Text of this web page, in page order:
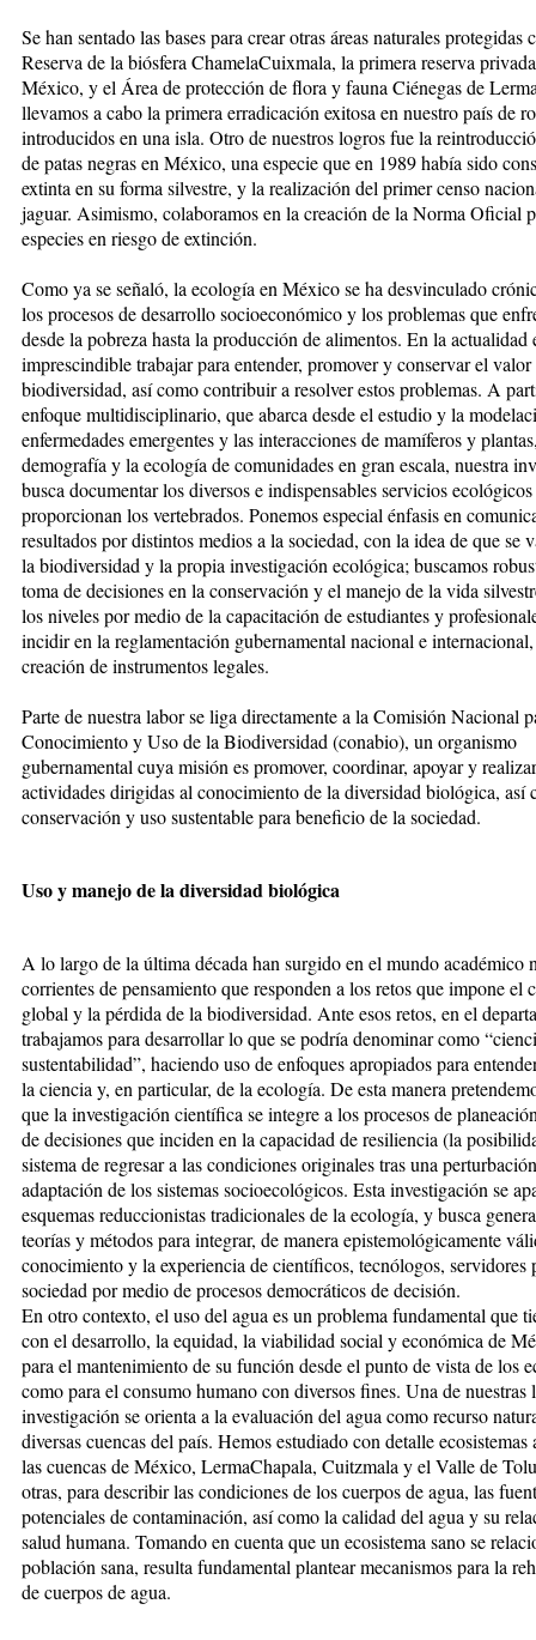
Se han sentado las bases para crear otras áreas naturales protegidas
Reserva de la biósfera ChamelaCuixmala, la primera reserva
México, y el Área de protección de flora y fauna Ciénegas de
llevamos a cabo la primera erradicación exitosa en nuestro país de
introducidos en una isla. Otro de nuestros logros fue la
de patas negras en México, una especie que en 1989 había sido
extinta en su forma silvestre, y la realización del primer censo
jaguar. Asimismo, colaboramos en la creación de la Norma Oficial
especies en riesgo de extinción.
Como ya se señaló, la ecología en México se ha desvinculado
los procesos de desarrollo socioeconómico y los problemas que
desde la pobreza hasta la producción de alimentos. En la actualidad
imprescindible trabajar para entender, promover y conservar el valor
biodiversidad, así como contribuir a resolver estos problemas. A
enfoque multidisciplinario, que abarca desde el estudio y la
enfermedades emergentes y las interacciones de mamíferos y
demografía y la ecología de comunidades en gran escala, nuestra
busca documentar los diversos e indispensables servicios
proporcionan los vertebrados. Ponemos especial énfasis en
resultados por distintos medios a la sociedad, con la idea de que se
la biodiversidad y la propia investigación ecológica; buscamos
toma de decisiones en la conservación y el manejo de la vida
los niveles por medio de la capacitación de estudiantes y
incidir en la reglamentación gubernamental nacional e
creación de instrumentos legales.
Parte de nuestra labor se liga directamente a la Comisión Nacional
Conocimiento y Uso de la Biodiversidad (conabio), un organismo
gubernamental cuya misión es promover, coordinar, apoyar y realizar
actividades dirigidas al conocimiento de la diversidad biológica, así
conservación y uso sustentable para beneficio de la sociedad.
Uso y manejo de la diversidad biológica
A lo largo de la última década han surgido en el mundo académico
corrientes de pensamiento que responden a los retos que impone el
global y la pérdida de la biodiversidad. Ante esos retos, en el
trabajamos para desarrollar lo que se podría denominar como
sustentabilidad”, haciendo uso de enfoques apropiados para
la ciencia y, en particular, de la ecología. De esta manera
que la investigación científica se integre a los procesos de
de decisiones que inciden en la capacidad de resiliencia (la
sistema de regresar a las condiciones originales tras una
adaptación de los sistemas socioecológicos. Esta investigación se
esquemas reduccionistas tradicionales de la ecología, y busca
teorías y métodos para integrar, de manera epistemológicamente
conocimiento y la experiencia de científicos, tecnólogos, servidores
sociedad por medio de procesos democráticos de decisión.
En otro contexto, el uso del agua es un problema fundamental que
con el desarrollo, la equidad, la viabilidad social y económica de
para el mantenimiento de su función desde el punto de vista de los
como para el consumo humano con diversos fines. Una de nuestras
investigación se orienta a la evaluación del agua como recurso
diversas cuencas del país. Hemos estudiado con detalle ecosistemas
las cuencas de México, LermaChapala, Cuitzmala y el Valle de
otras, para describir las condiciones de los cuerpos de agua, las
potenciales de contaminación, así como la calidad del agua y su
salud humana. Tomando en cuenta que un ecosistema sano se
población sana, resulta fundamental plantear mecanismos para la
de cuerpos de agua.